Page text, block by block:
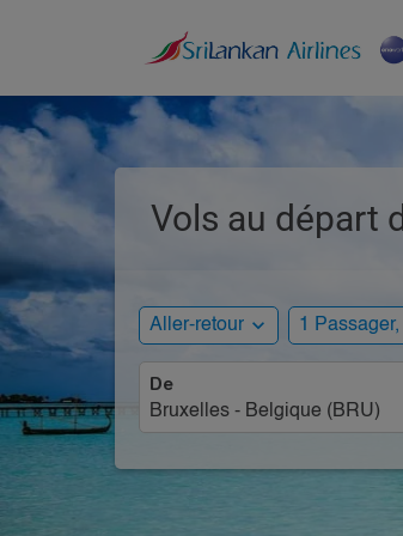
Vols au départ
Aller-retour expand_more 1
De